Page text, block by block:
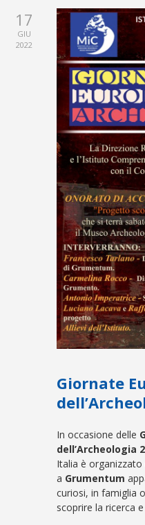
17
GIU
2022
Giornate
In occasione delle
dell’Archeologia
Italia è
a Grumentum
curiosi, in famiglia
scoprire la ricerca